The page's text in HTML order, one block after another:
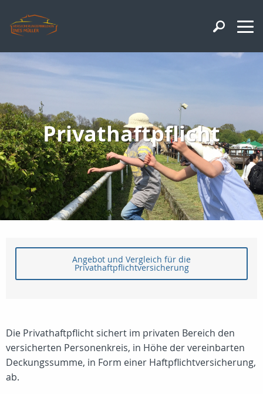
Privathaftpflicht
Angebot und Vergleich für die
Privathaftpflichtversicherung
Die Privathaftpflicht sichert im privaten Bereich den
versicherten Personenkreis, in Höhe der vereinbarten
Deckungssumme, in Form einer Haftpflichtversicherung,
ab.